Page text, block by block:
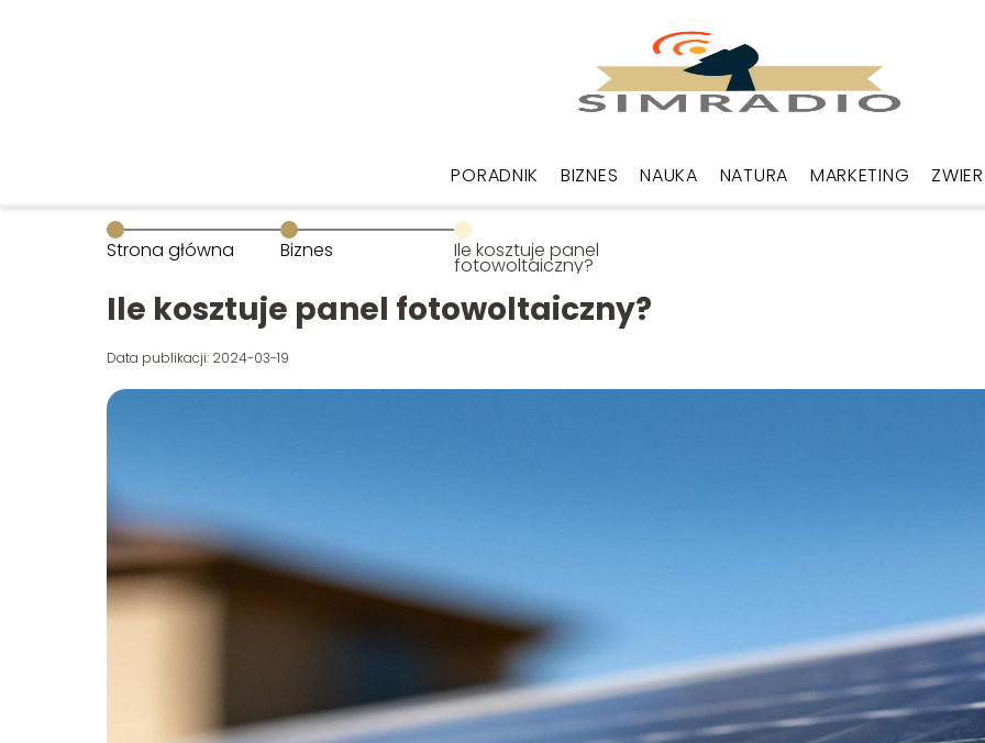
PORADNIK BIZNES NAUKA NATURA MARKETING
Strona główna Biznes Ile kosztuje panel
fotowoltaiczny?
Ile kosztuje panel fotowoltaiczny?
Data publikacji: 2024-03-19